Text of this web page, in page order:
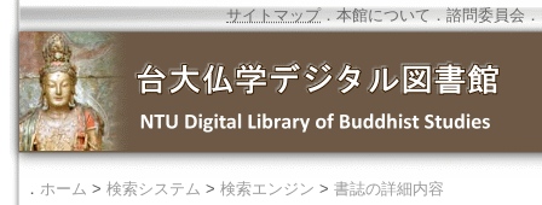
サイトマップ．本館について ． 諮問委員会 ．
． ホーム > 検索システム > 検索エンジン > 書誌の詳細内容